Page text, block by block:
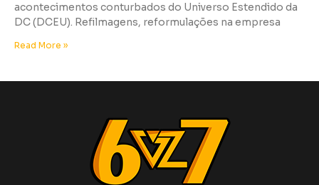
acontecimentos conturbados do Universo Estendido da
DC (DCEU). Refilmagens, reformulações na empresa
Read More »